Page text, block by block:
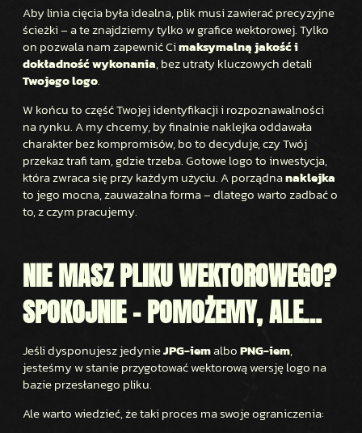
Aby linia cięcia była idealna, plik musi zawierać precyzyjne
ścieżki – a te znajdziemy tylko w grafice wektorowej. Tylko
on pozwala nam zapewnić Cimaksymalną jakość i
dokładność wykonania, bez utraty kluczowych detali
Twojego logo.
W końcu to część Twojej identyfikacji i rozpoznawalności
na rynku. A my chcemy, by finalnie naklejka oddawała
charakter bez kompromisów, bo to decyduje, czy Twój
przekaz trafi tam, gdzie trzeba. Gotowe logo to inwestycja,
która zwraca się przy każdym użyciu. A porządnanaklejka
to jego mocna, zauważalna forma – dlatego warto zadbać o
to, z czym pracujemy.
NIE MASZ PLIKU WEKTOROWEGO?
SPOKOJNIE – POMOŻEMY, ALE…
Jeśli dysponujesz jedynieJPG-iemalboPNG-iem,
jesteśmy w stanie przygotować wektorową wersję logo na
bazie przesłanego pliku.
Ale warto wiedzieć, że taki proces ma swoje ograniczenia: